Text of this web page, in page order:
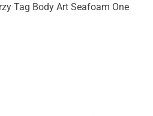
Tag Body Art Seafoam One